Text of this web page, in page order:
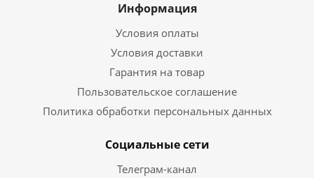
Информация
Условия оплаты
Условия доставки
Гарантия на товар
Пользовательское соглашение
Политика обработки персональных данных
Социальные сети
Телеграм-канал